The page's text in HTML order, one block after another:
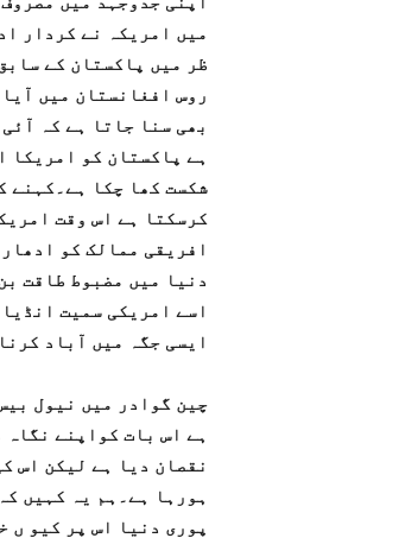
میں امریکہ نے کردار
ظر میں پاکستان کے
روس افغانستان میں
بھی سنا جاتا ہے کہ
ہے پاکستان کو امریکا
شکست کھا چکا ہے۔کہنے
کرسکتا ہے اس وقت
افریقی ممالک کو
دنیا میں مضبوط طاقت
اسے امریکی سمیت
ایسی جگہ میں آباد
چین گوادر میں نیول
ہے اس بات کواپنے
نقصان دیا ہے لیکن اس
ہورہا ہے۔ہم یہ کہیں
پوری دنیا اس پر کیو ں